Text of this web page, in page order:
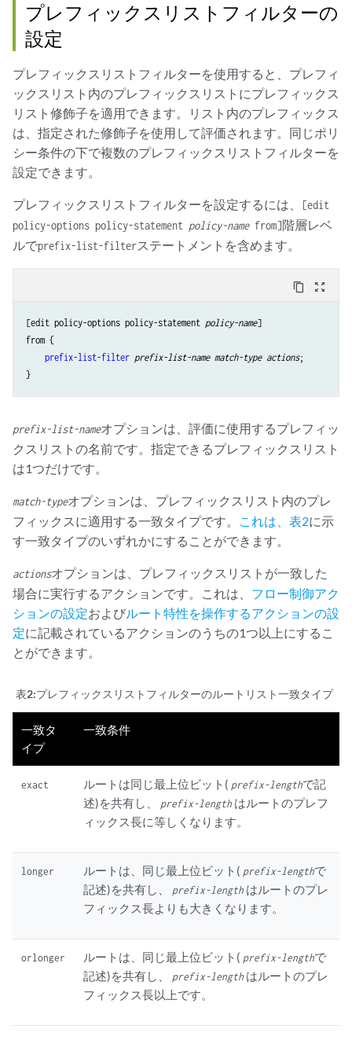
プレフィックスリストフィルターの
設定
プレフィックスリストフィルターを使用すると、プレフィ
ックスリスト内のプレフィックスリストにプレフィックス
リスト修飾子を適用できます。リスト内のプレフィックス
は、指定された修飾子を使用して評価されます。同じポリ
シー条件の下で複数のプレフィックスリストフィルターを
設定できます。
プレフィックスリストフィルターを設定するには、
[edit
policy-options policy-statement policy-namefrom]階層レベ
ルでprefix-list-filterステートメントを含めます。
content_copy zoom_out_map
[edit policy-options policy-statement policy-name]
from {
prefix-list-filter prefix-list-name match-type actions;
prefix-list-nameオプションは、評価に使用するプレフィッ
クスリストの名前です。指定できるプレフィックスリスト
は1つだけです。
match-typeオプションは、プレフィックスリスト内のプレ
フィックスに適用する一致タイプです。
これは、表2に示
す一致タイプのいずれかにすることができます。
actionsオプションは、プレフィックスリストが一致した
場合に実行するアクションです。これは、 フロー制御アク
ションの設定およびルート特性を操作するアクションの設
定に記載されているアクションのうちの1つ以上にするこ
とができます。
表2:プレフィックスリストフィルターのルートリスト一致タイプ
一致タ
イプ
一致条件
exact ルートは同じ最上位ビット( prefix-lengthで記
述)を共有し、 prefix-length はルートのプレフ
ィックス長に等しくなります。
longer ルートは、同じ最上位ビット( prefix-lengthで
記述)を共有し、 prefix-length はルートのプレ
フィックス長よりも大きくなります。
orlonger ルートは、同じ最上位ビット( prefix-lengthで
記述)を共有し、 prefix-length はルートのプレ
フィックス長以上です。